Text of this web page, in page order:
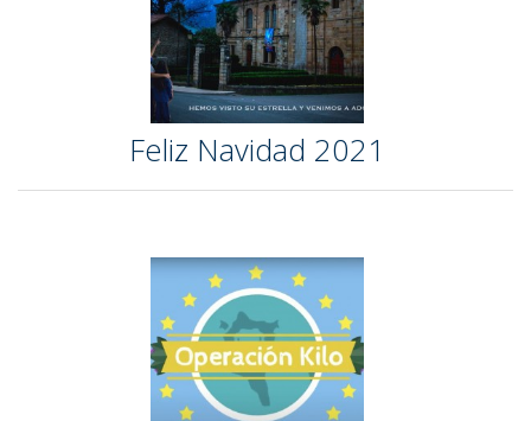
Feliz Navidad 2021